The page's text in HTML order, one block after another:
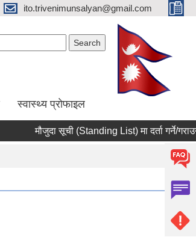
ito.trivenimunsalyan@gmail.com
स्वास्थ्य प्राेफाइल
मौजुदा सूची (Standing List) मा दर्ता गर्ने/गराउने